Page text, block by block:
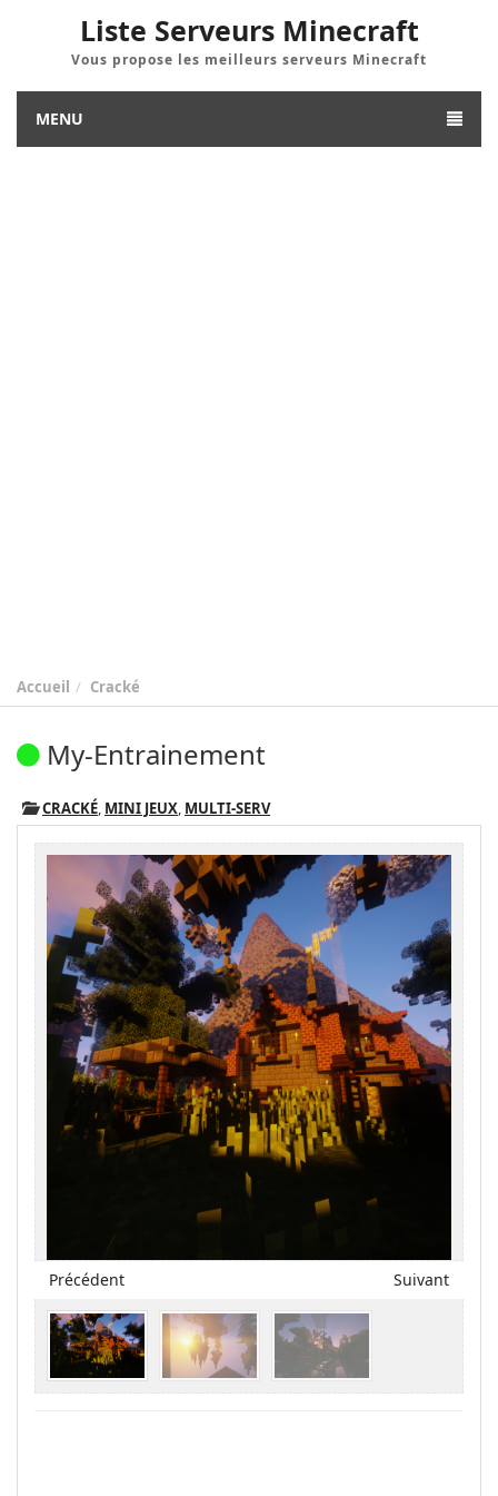
Liste Serveurs Minecraft
Vous propose les meilleurs serveurs Minecraft
MENU
Accueil Cracké
My-Entrainement
CRACKÉ, MINI JEUX, MULTI-SERV
Précédent Suivant